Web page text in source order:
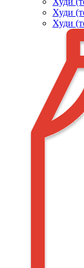
Худи
Худи